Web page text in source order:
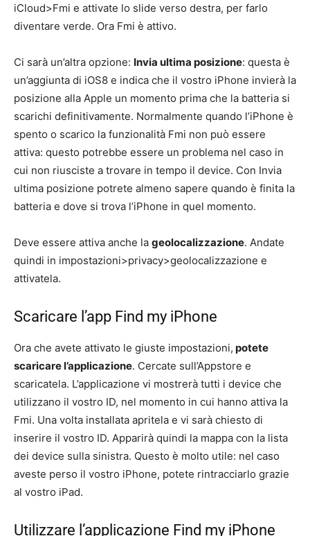
iCloud>Fmi e attivate lo slide verso destra, per farlo
diventare verde. Ora Fmi è attivo.
Ci sarà un’altra opzione: Invia ultima posizione: questa è
un’aggiunta di iOS8 e indica che il vostro iPhone invierà la
posizione alla Apple un momento prima che la batteria si
scarichi definitivamente. Normalmente quando l’iPhone è
spento o scarico la funzionalità Fmi non può essere
attiva: questo potrebbe essere un problema nel caso in
cui non riusciste a trovare in tempo il device. Con Invia
ultima posizione potrete almeno sapere quando è finita la
batteria e dove si trova l’iPhone in quel momento.
Deve essere attiva anche la geolocalizzazione. Andate
quindi in impostazioni>privacy>geolocalizzazione e
attivatela.
Scaricare l’app Find my iPhone
Ora che avete attivato le giuste impostazioni, potete
scaricare l’applicazione. Cercate sull’Appstore e
scaricatela. L’applicazione vi mostrerà tutti i device che
utilizzano il vostro ID, nel momento in cui hanno attiva la
Fmi. Una volta installata apritela e vi sarà chiesto di
inserire il vostro ID. Apparirà quindi la mappa con la lista
dei device sulla sinistra. Questo è molto utile: nel caso
aveste perso il vostro iPhone, potete rintracciarlo grazie
al vostro iPad.
Utilizzare l’applicazione Find my iPhone